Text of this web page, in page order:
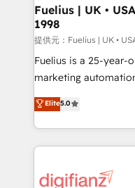
9001:2015 and now...
Exclusive AI
based on ISO 42001
complexity' 𝗥𝗲𝗮𝗱𝘆 𝗳𝗼𝗿 𝘁𝗵𝗲 𝗻𝗲𝘅𝘁 𝘀𝘁𝗲𝗽? Click the
👈 '𝗖𝗼𝗻𝘁𝗮𝗰𝘁 𝗯𝘂𝘀𝗶𝗻𝗲𝘀𝘀' button to get in touch
Fuelius | UK •
1998
提供元：Fuelius | UK •
Fuelius is a 25-year-
marketing automation
enable mid-market
maximise their
growth. We modernise platforms, streamline
operations that are
supercharge revenue operations
Elite5.0